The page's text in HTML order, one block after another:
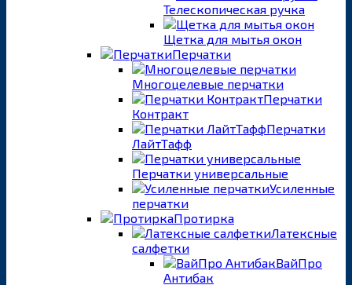
Телескопическая ручка
Щетка для мытья окон
Перчатки
Многоцелевые перчатки
Перчатки
Контракт
Перчатки
ЛайтТафф
Перчатки универсальные
Усиленные
перчатки
Протирка
Латексные
салфетки
ВайПро
Антибак